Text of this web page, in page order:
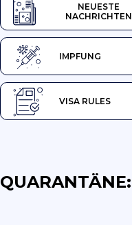
NEUESTE
NACHRICHTEN
IMPFUNG
VISA RULES
QUARANTÄNE: